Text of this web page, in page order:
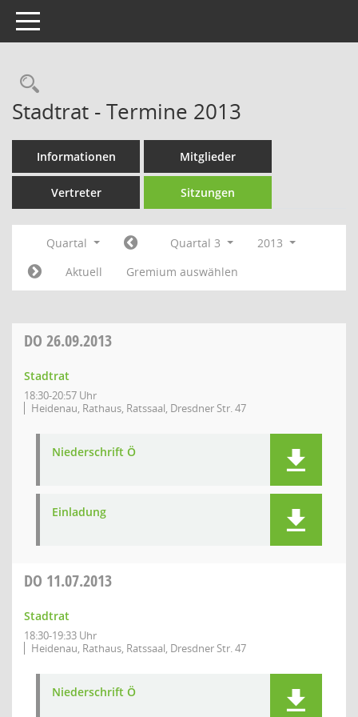
Toggle navigation
Rechercheauswahl
Stadtrat - Termine 2013
Informationen Mitglieder
Vertreter Sitzungen
Quartal Quartal 3
2013
Aktuell
Gremium auswählen
DO 26.09.2013
Stadtrat
18:30-20:57 Uhr
Heidenau, Rathaus, Ratssaal, Dresdner Str. 47
Niederschrift Ö
Einladung
DO 11.07.2013
Stadtrat
18:30-19:33 Uhr
Heidenau, Rathaus, Ratssaal, Dresdner Str. 47
Niederschrift Ö